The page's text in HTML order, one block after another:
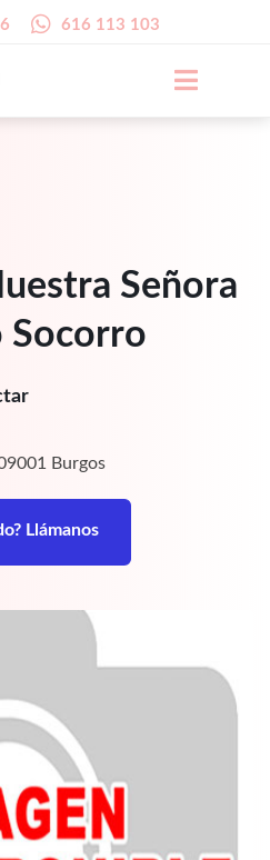
616 113 103
Señora
Socorro
Burgos
Llámanos